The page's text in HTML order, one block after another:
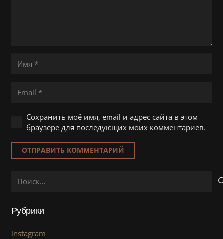
Сохранить моё имя, email и адрес сайта в этом
браузере для последующих моих комментариев.
ОТПРАВИТЬ КОММЕНТАРИЙ
Рубрики
instagram